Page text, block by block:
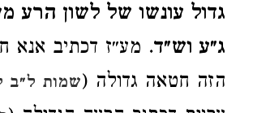
גדול עונשו של לשון הרע
ג״ע וש״ד. מע״ז דכתיב אנא
הזה חטאה גדולה (שמות ל״ב